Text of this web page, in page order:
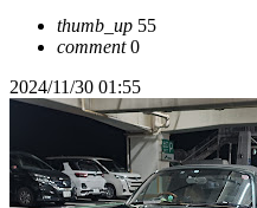
thumb_up 55
comment0
2024/11/30 01:55